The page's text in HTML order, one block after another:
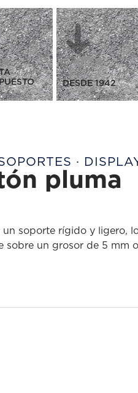
DESDE 1942
·
pluma
soporte rígido y ligero,
sobre un grosor de 5 mm